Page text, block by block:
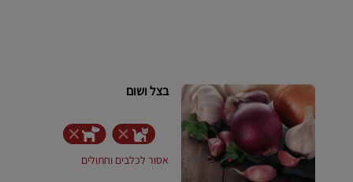
בצל ושום
אסור לכלבים וחתולים